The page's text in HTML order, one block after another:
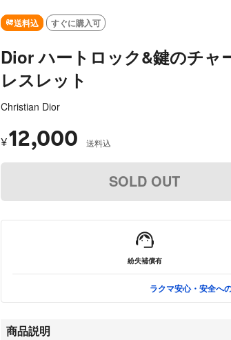
送料込 すぐに購入可
Dior ハートロック&鍵のチャ
レスレット
Christian Dior
¥12,000 送料込
SOLD OUT
紛失補償有
ラクマ安心・安全へ
商品説明